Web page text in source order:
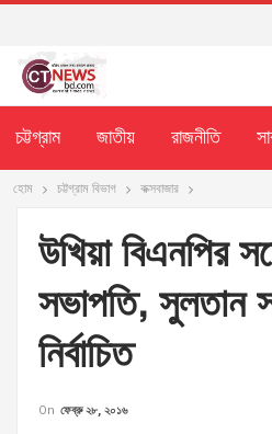
চট্টগ্রাম জাতীয় রাজনীতি
হোম চট্টগ্রাম বিভাগ কক্সবাজার
উখিয়া বিএনপির
সভাপতি, সুলতান
নির্বাচিত
On ফেব্রু ২৮, ২০১৬